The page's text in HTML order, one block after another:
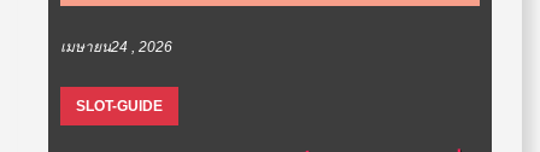
เมษายน24 , 2026
SLOT-GUIDE